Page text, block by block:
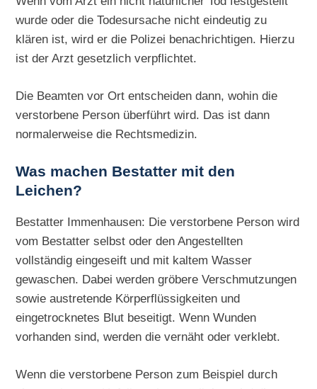
wurde oder die Todesursache nicht eindeutig zu
klären ist, wird er die Polizei benachrichtigen. Hierzu
ist der Arzt gesetzlich verpflichtet.
Die Beamten vor Ort entscheiden dann, wohin die
verstorbene Person überführt wird. Das ist dann
normalerweise die Rechtsmedizin.
Was machen Bestatter mit den
Leichen?
Bestatter Immenhausen: Die verstorbene Person wird
vom Bestatter selbst oder den Angestellten
vollständig eingeseift und mit kaltem Wasser
gewaschen. Dabei werden gröbere Verschmutzungen
sowie austretende Körperflüssigkeiten und
eingetrocknetes Blut beseitigt. Wenn Wunden
vorhanden sind, werden die vernäht oder verklebt.
Wenn die verstorbene Person zum Beispiel durch